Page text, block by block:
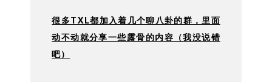
很多TXL都加入着几个聊八卦的群，里面
动不动就分享一些露骨的内容（我没说错
吧）